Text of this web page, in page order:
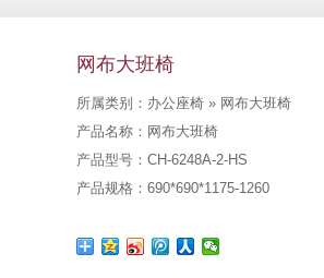
网布大班椅
所属类别：办公座椅 » 网布大班椅
产品名称：网布大班椅
产品型号：CH-6248A-2-HS
产品规格：690*690*1175-1260